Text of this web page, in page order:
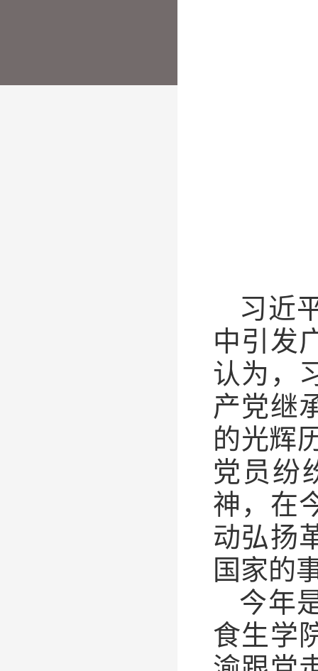
习近
中引发
认为，
产党继
的光辉
党员纷
神，在
动弘扬
国家的
今年
食生学